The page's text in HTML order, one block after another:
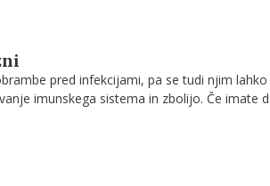
pred infekcijami, pa se tudi njim lahko
imunskega sistema in zbolijo. Če imate